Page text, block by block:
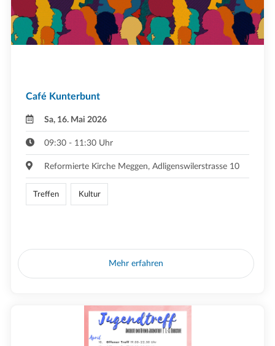
Café Kunterbunt
Sa, 16. Mai 2026
09:30 - 11:30 Uhr
Reformierte Kirche Meggen, Adligenswilerstrasse 10
Treffen Kultur
Mehr erfahren